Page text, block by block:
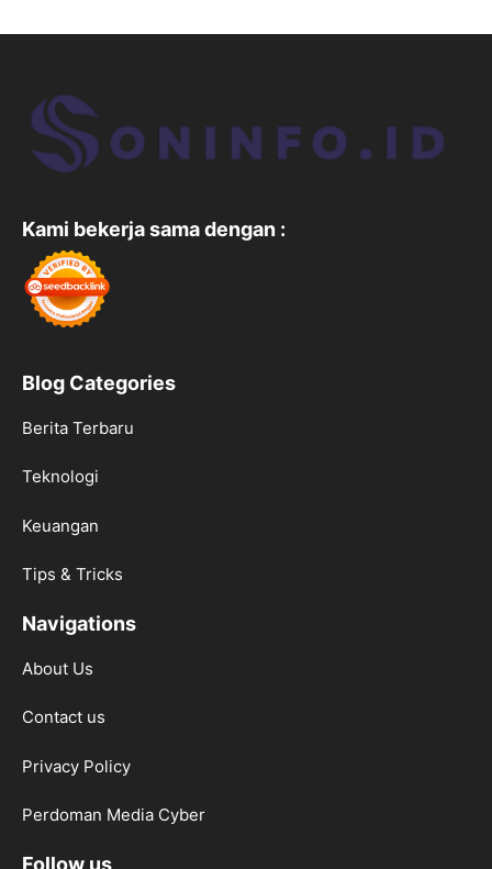
Kami bekerja sama dengan :
Blog Categories
Berita Terbaru
Teknologi
Keuangan
Tips & Tricks
Navigations
About Us
Contact us
Privacy Policy
Perdoman Media Cyber
Follow us